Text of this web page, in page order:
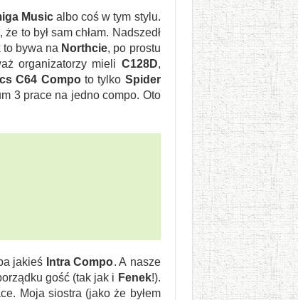
Musicalbo coś w tym stylu.
to był sam chłam. Nadszedł
to bywa na Northcie, po prostu
organizatorzy mieli C128D,
C64 Compoto tylko Spider
3 prace na jedno compo. Oto
jakieś Intra Compo. A nasze
gość (tak jak i Fenek!).
Moja siostra (jako że byłem